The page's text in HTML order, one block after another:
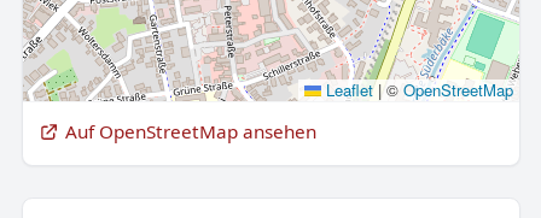
Leaflet |© OpenStreetMap
Auf OpenStreetMap ansehen